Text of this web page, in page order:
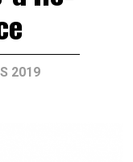
2019